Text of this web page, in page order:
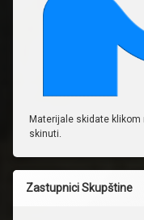
Materijale skidate
skinuti.
Zastupnici Skupštine